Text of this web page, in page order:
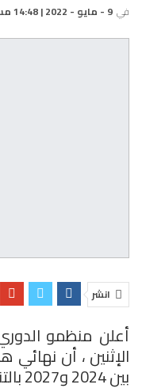
في9 - مايو - 2022 | 14:48 مساءً
انشر
أعلن منظمو
الإثنين ، أن
بين 2024 و2027 بالتناوب بين زيوريخ وبروكسيل.